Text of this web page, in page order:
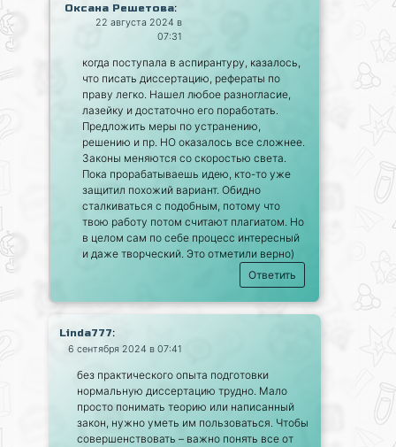
Оксана Решетова:
22 августа 2024 в
07:31
когда поступала в аспирантуру, казалось,
что писать диссертацию, рефераты по
праву легко. Нашел любое разногласие,
лазейку и достаточно его поработать.
Предложить меры по устранению,
решению и пр. НО оказалось все сложнее.
Законы меняются со скоростью света.
Пока прорабатываешь идею, кто-то уже
защитил похожий вариант. Обидно
сталкиваться с подобным, потому что
твою работу потом считают плагиатом. Но
в целом сам по себе процесс интересный
и даже творческий. Это отметили верно)
Ответить
Linda777:
6 сентября 2024 в 07:41
без практического опыта подготовки
нормальную диссертацию трудно. Мало
просто понимать теорию или написанный
закон, нужно уметь им пользоваться. Чтобы
совершенствовать – важно понять все от